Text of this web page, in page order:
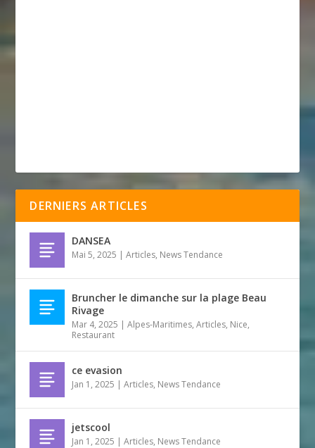
DERNIERS ARTICLES
DANSEA
Mai 5, 2025 |Articles, News Tendance
Bruncher le dimanche sur la plage Beau
Rivage
Mar 4, 2025 |Alpes-Maritimes,Articles, Nice,
Restaurant
ce evasion
Jan 1, 2025 |Articles, News Tendance
jetscool
Jan 1, 2025 |Articles, News Tendance